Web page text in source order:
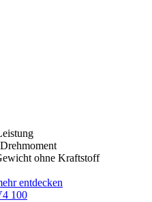
Drehmoment
ohne Kraftstoff
entdecken
100